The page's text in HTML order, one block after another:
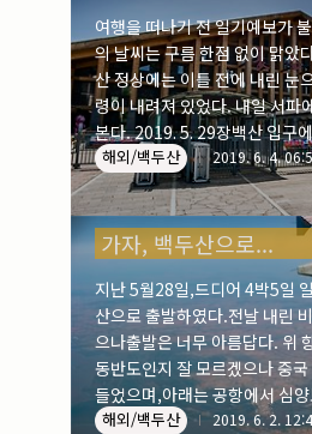
여행을 떠나기 전 일기예보가
의 날씨는 구름 한점 없이 맑았
산 정상에는 이틀 전에 내린 눈
령이 내려져 있었다. 내일 서파
본다. 2019. 5. 29장백산 입구
을 중국에서는 장백산이란다.
해외/백두산 2019. 6. 4.
가자, 백두산으로...
지난 5월28일,드디어 4박5일
산으로 출발하였다.전날 내린
으나출발은 너무 아름답다. 위
동반도인지 잘 모르겠으나 중
들었으며,아래는 공항에서 심
가고 있는 도중에 차창너머로
해외/백두산 2019. 6. 2.